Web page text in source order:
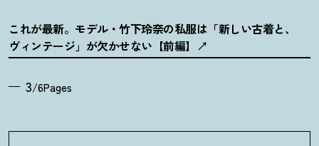
これが最新。モデル・竹下玲奈の私服は「新しい古着と、
ヴィンテージ」が欠かせない【前編】
3/6Pages